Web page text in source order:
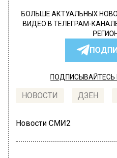
БОЛЬШЕ АКТУАЛЬНЫХ
ВИДЕО В ТЕЛЕГРАМ-
ПОДПИСЫВАЙТЕСЬ
НОВОСТИ ДЗЕН
Новости СМИ2